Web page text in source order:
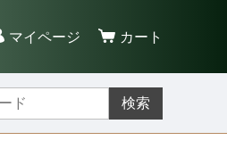
マイページ カート
検索